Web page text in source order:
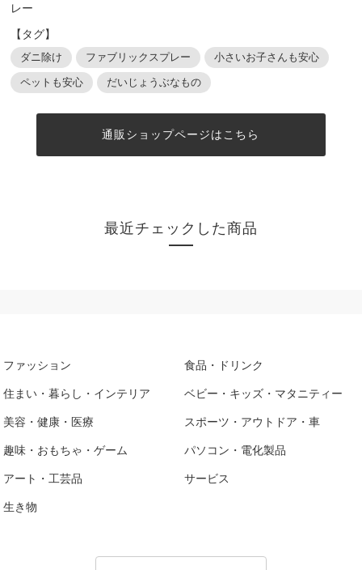
レー
【タグ】
ダニ除け ファブリックスプレー 小さいお子さんも安心
ペットも安心 だいじょうぶなもの
通販ショップページはこちら
最近チェックした商品
ファッション 食品・ドリンク
住まい・暮らし・インテリア ベビー・キッズ・マタニティー
美容・健康・医療 スポーツ・アウトドア・車
趣味・おもちゃ・ゲーム パソコン・電化製品
アート・工芸品 サービス
生き物